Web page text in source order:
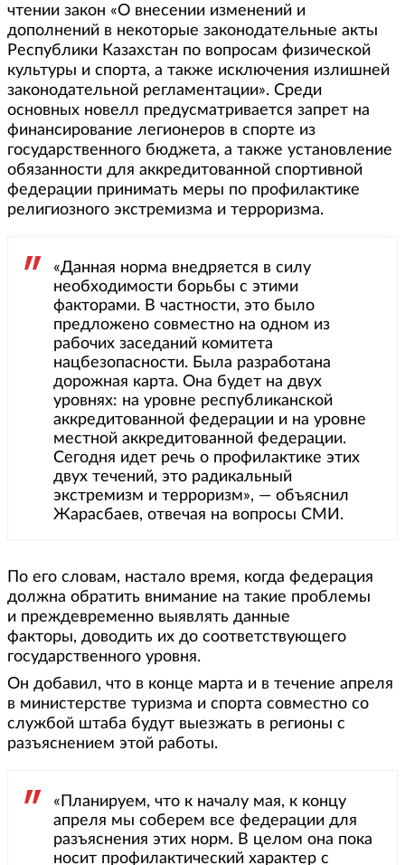
чтении закон «О внесении изменений и
дополнений в некоторые законодательные акты
Республики Казахстан по вопросам физической
культуры и спорта, а также исключения излишней
законодательной регламентации». Среди
основных новелл предусматривается запрет на
финансирование легионеров в спорте из
государственного бюджета, а также установление
обязанности для аккредитованной спортивной
федерации принимать меры по профилактике
религиозного экстремизма и терроризма.
«Данная норма внедряется в силу
необходимости борьбы с этими
факторами. В частности, это было
предложено совместно на одном из
рабочих заседаний комитета
нацбезопасности. Была разработана
дорожная карта. Она будет на двух
уровнях: на уровне республиканской
аккредитованной федерации и на уровне
местной аккредитованной федерации.
Сегодня идет речь о профилактике этих
двух течений, это радикальный
экстремизм и терроризм», — объяснил
Жарасбаев, отвечая на вопросы СМИ.
По его словам, настало время, когда федерация
должна обратить внимание на такие проблемы
и преждевременно выявлять данные
факторы, доводить их до соответствующего
государственного уровня.
Он добавил, что в конце марта и в течение апреля
в министерстве туризма и спорта совместно со
службой штаба будут выезжать в регионы с
разъяснением этой работы.
«Планируем, что к началу мая, к концу
апреля мы соберем все федерации для
разъяснения этих норм. В целом она пока
носит профилактический характер с